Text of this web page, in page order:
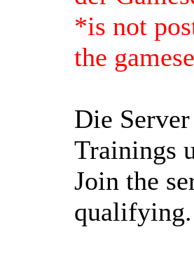
*is not
the
Die
Trainings
Join the
qualifying.